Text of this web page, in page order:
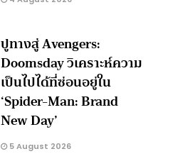
ปูทางสู่ Avengers:
Doomsday วิเคราะห์ความ
เป็นไปได้ที่ซ่อนอยู่ใน
‘Spider-Man: Brand
New Day’
5 August 2026